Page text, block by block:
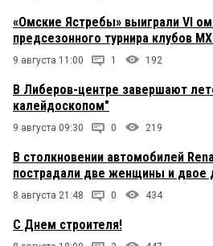
«Омские Ястребы» выиграли VI
предсезонного турнира клубов
9 августа 11:00 1 192
В Либеров-центре завершают
калейдоскопом"
9 августа 09:30 0 219
В столкновении автомобилей
пострадали две женщины и двое
8 августа 21:48 0 434
С Днем строителя!